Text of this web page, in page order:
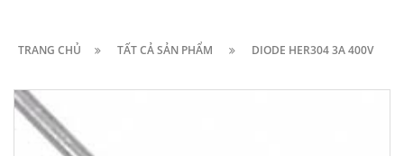
TRANG CHỦ TẤT CẢ SẢN PHẨM DIODE HER304 3A 400V